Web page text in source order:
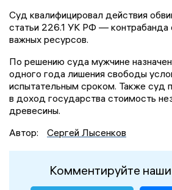
Суд квалифицировал действия
статьи 226.1 УК РФ — контрабанда
важных ресурсов.
По решению суда мужчине
одного года лишения свободы
испытательным сроком. Также суд
в доход государства стоимость
древесины.
Автор:
Сергей Лысенков
Комментируйте